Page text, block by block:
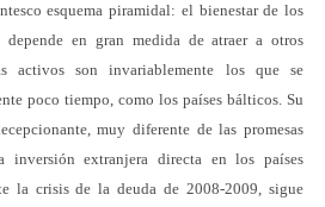
esquema piramidal: el bienestar de los
depende en gran medida de atraer a otros
activos son invariablemente los que se
poco tiempo, como los países bálticos. Su
muy diferente de las promesas
inversión extranjera directa en los países
la crisis de la deuda de 2008-2009, sigue